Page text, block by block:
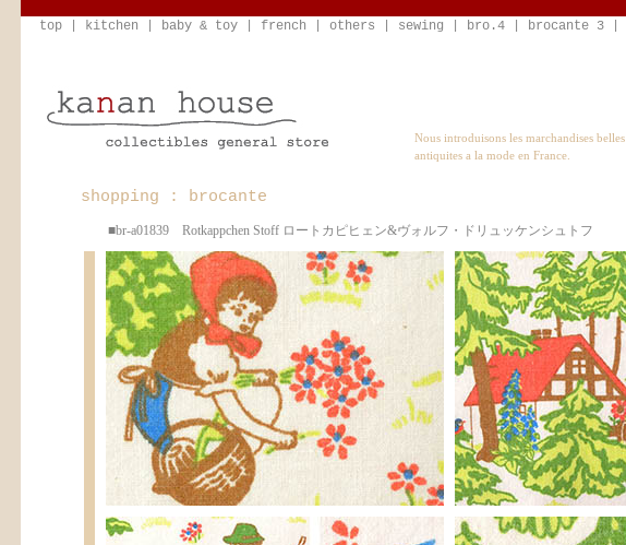
top kitchen baby & toy french others sewing bro.4 brocante 3
Nous introduisons les marchandises belles
antiquites a la mode en France.
shopping : brocante
■br-a01839 Rotkappchen Stoff ロートカピヒェン&ヴォルフ・ドリュッケンシュトフ